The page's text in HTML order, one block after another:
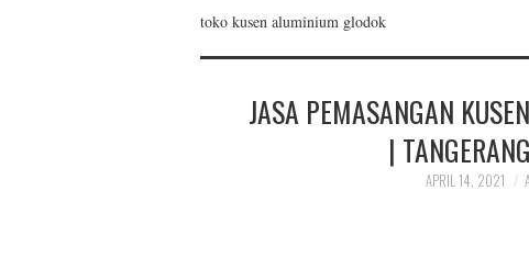
toko kusen aluminium glodok
JASA PEMASANGAN
|
APRIL 14, 2021